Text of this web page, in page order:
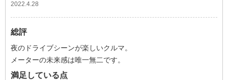
2022.4.28
総評
夜のドライブシーンが楽しいクルマ。
メーターの未来感は唯一無二です。
満足している点